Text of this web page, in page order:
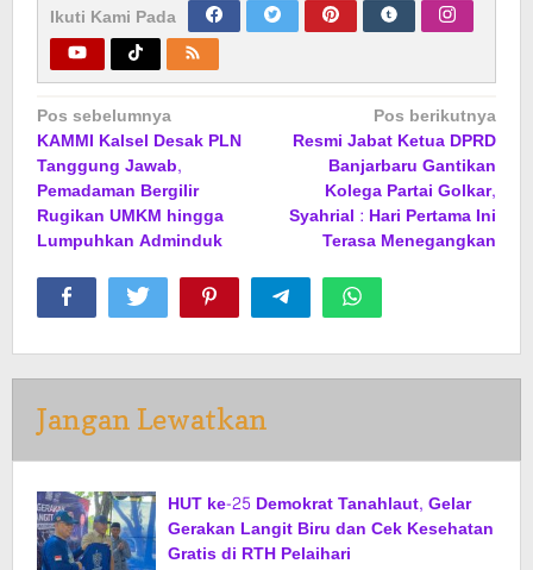
Ikuti Kami Pada
Navigasi
pos
Pos sebelumnya
KAMMI Kalsel Desak PLN
Tanggung Jawab,
Pemadaman Bergilir
Rugikan UMKM hingga
Lumpuhkan Adminduk
Pos berikutnya
Resmi Jabat Ketua DPRD
Banjarbaru Gantikan
Kolega Partai Golkar,
Syahrial : Hari Pertama Ini
Terasa Menegangkan
Jangan Lewatkan
HUT ke-25 Demokrat Tanahlaut, Gelar
Gerakan Langit Biru dan Cek Kesehatan
Gratis di RTH Pelaihari